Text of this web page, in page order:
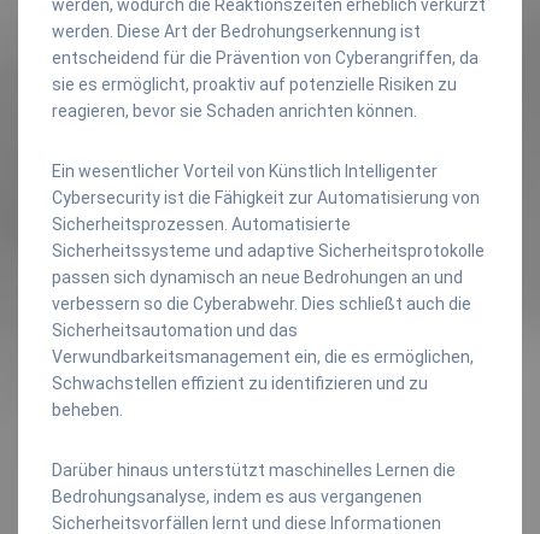
werden, wodurch die Reaktionszeiten erheblich verkürzt
werden. Diese Art der Bedrohungserkennung ist
entscheidend für die Prävention von Cyberangriffen, da
sie es ermöglicht, proaktiv auf potenzielle Risiken zu
reagieren, bevor sie Schaden anrichten können.
Ein wesentlicher Vorteil von Künstlich Intelligenter
Cybersecurity ist die Fähigkeit zur Automatisierung von
Sicherheitsprozessen. Automatisierte
Sicherheitssysteme und adaptive Sicherheitsprotokolle
passen sich dynamisch an neue Bedrohungen an und
verbessern so die Cyberabwehr. Dies schließt auch die
Sicherheitsautomation und das
Verwundbarkeitsmanagement ein, die es ermöglichen,
Schwachstellen effizient zu identifizieren und zu
beheben.
Darüber hinaus unterstützt maschinelles Lernen die
Bedrohungsanalyse, indem es aus vergangenen
Sicherheitsvorfällen lernt und diese Informationen